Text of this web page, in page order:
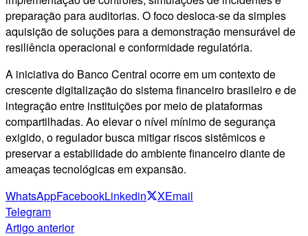
preparação para auditorias. O foco desloca-se da simples
aquisição de soluções para a demonstração mensurável de
resiliência operacional e conformidade regulatória.
A iniciativa do Banco Central ocorre em um contexto de
crescente digitalização do sistema financeiro brasileiro e de
integração entre instituições por meio de plataformas
compartilhadas. Ao elevar o nível mínimo de segurança
exigido, o regulador busca mitigar riscos sistêmicos e
preservar a estabilidade do ambiente financeiro diante de
ameaças tecnológicas em expansão.
WhatsAppFacebookLinkedin XEmail
Telegram
Artigo anterior